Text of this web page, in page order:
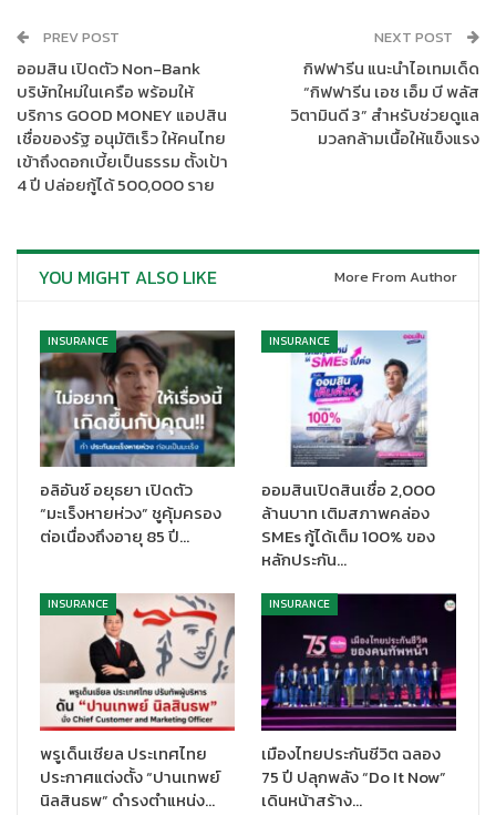
“เราเชื่อว่า พลังของการใส่ใจนั้นมีผลต่อแบรนด์กรุงเทพประกันชีวิต
อย่างมาก จึงมุ่งหวังให้ กรุงเทพประกันชีวิต เป็นบริษัทประกันชีวิตอันดับ
หนึ่งด้านความใส่ใจในทุกมิติ ตั้งแต่ลูกค้า ตัวแทน ที่ปรึกษาทางการเงิน
พันธมิตรทางการค้า พนักงาน ผู้ถือหุ้น สังคมและสิ่งแวดล้อม”นายโชน
กล่าว
ภายใต้วิสัยทัศน์ใหม่นี้ เรามุ่งมั่นที่จะส่งมอบประสบการณ์ที่เป็นเลิศ
จากความใส่ใจ เพิ่มความอุ่นใจให้กับผู้ถือกรมธรรม์ด้านความมั่นคงใน
ชีวิต ผ่านตัวแทนที่มีความจริงใจ เทคโนโลยีที่ทันสมัย รวมถึงการนำ
เสนอผลิตภัณฑ์บริการที่ดี และ สิทธิประโยชน์ที่ตอบโจทย์ความ
ต้องการที่หลากหลายของทุกเจนเนอเรชั่น สำหรับตัวแทนและที่ปรึกษา
ทางการเงิน เราส่งเสริมการเพิ่มศักยภาพของทีมงานให้สามารถ
ทำงานได้อย่างไร้ขีดจำกัด พร้อมรับมือกับสภาวะตลาดที่เปลี่ยนแปลง
อย่างรวดเร็ว รวมทั้งสร้างพลังบวกและการตระหนักรู้ถึงคุณค่าของ
การใส่ใจ เพื่อให้ทุกคนสามารถส่งต่อการให้บริการที่ประทับใจไปสู่
ลูกค้าอย่างดีที่สุด และสำหรับพนักงาน เราส่งเสริมให้ทุกคนมีความสุข
มีความก้าวหน้าและมีความมั่นคงในอาชีพ มีการเพิ่มพูนทักษะให้
สามารถเติบโตได้อย่างมีคุณภาพ เคารพในความแตกต่าง ให้ความ
เสมอภาค ภายใต้หลักการกำกับดูแลกิจการที่ดี
PREV POST
ออมสิน เปิดตัว Non-Bank
บริษัทใหม่ในเครือ พร้อมให้
บริการ GOOD MONEY แอปสิน
เชื่อของรัฐ อนุมัติเร็ว ให้คนไทย
เข้าถึงดอกเบี้ยเป็นธรรม ตั้งเป้า
4 ปี ปล่อยกู้ได้ 500,000 ราย
NEXT POST
กิฟฟารีน แนะนำไอเทมเด็ด
“กิฟฟารีน เอช เอ็ม บี พลัส
วิตามินดี 3” สำหรับช่วยดูแล
มวลกล้ามเนื้อให้แข็งแรง
YOU MIGHT ALSO LIKE More From Author
INSURANCE
อลิอันซ์ อยุธยา เปิดตัว
“มะเร็งหายห่วง” ชูคุ้มครอง
ต่อเนื่องถึงอายุ 85 ปี…
INSURANCE
ออมสินเปิดสินเชื่อ 2,000
ล้านบาท เติมสภาพคล่อง
SMEs กู้ได้เต็ม 100% ของ
หลักประกัน…
INSURANCE
พรูเด็นเชียล ประเทศไทย
ประกาศแต่งตั้ง “ปานเทพย์
นิลสินธพ” ดำรงตำแหน่ง…
INSURANCE
เมืองไทยประกันชีวิต ฉลอง
75 ปี ปลุกพลัง “Do It Now”
เดินหน้าสร้าง…